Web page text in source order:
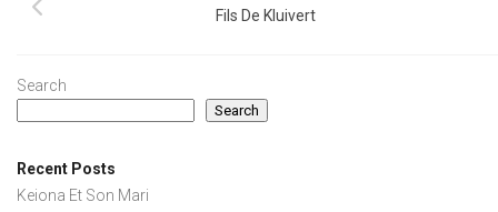
Fils De Kluivert
Search
Search
Recent Posts
Keiona Et Son Mari